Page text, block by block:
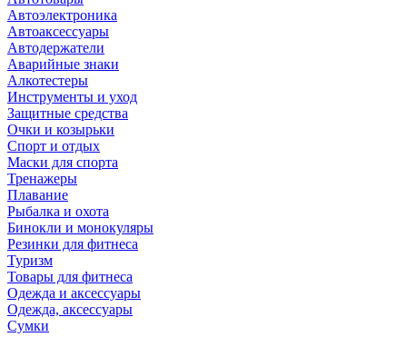
Автоэлектроника
Автоаксессуары
Автодержатели
Аварийные знаки
Алкотестеры
Инструменты и уход
Защитные средства
Очки и козырьки
Спорт и отдых
Маски для спорта
Тренажеры
Плавание
Рыбалка и охота
Бинокли и монокуляры
Резинки для фитнеса
Туризм
Товары для фитнеса
Одежда и аксессуары
Одежда, аксессуары
Сумки